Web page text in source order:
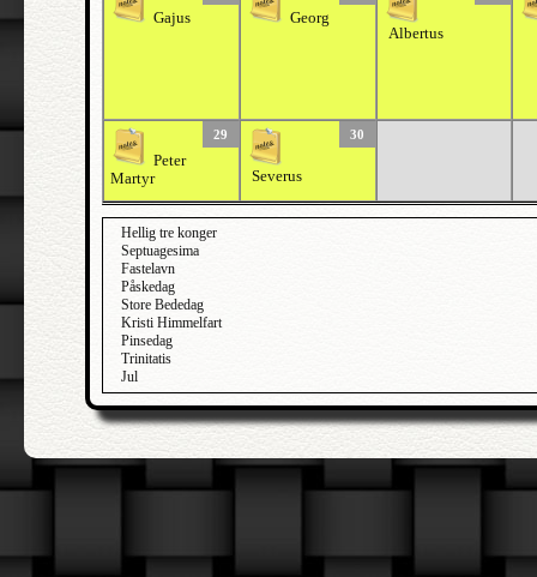
Gajus Georg
Albertus
29
Peter
Martyr
30
Severus
Hellig tre konger
Septuagesima
Fastelavn
Påskedag
Store Bededag
Kristi Himmelfart
Pinsedag
Trinitatis
Jul